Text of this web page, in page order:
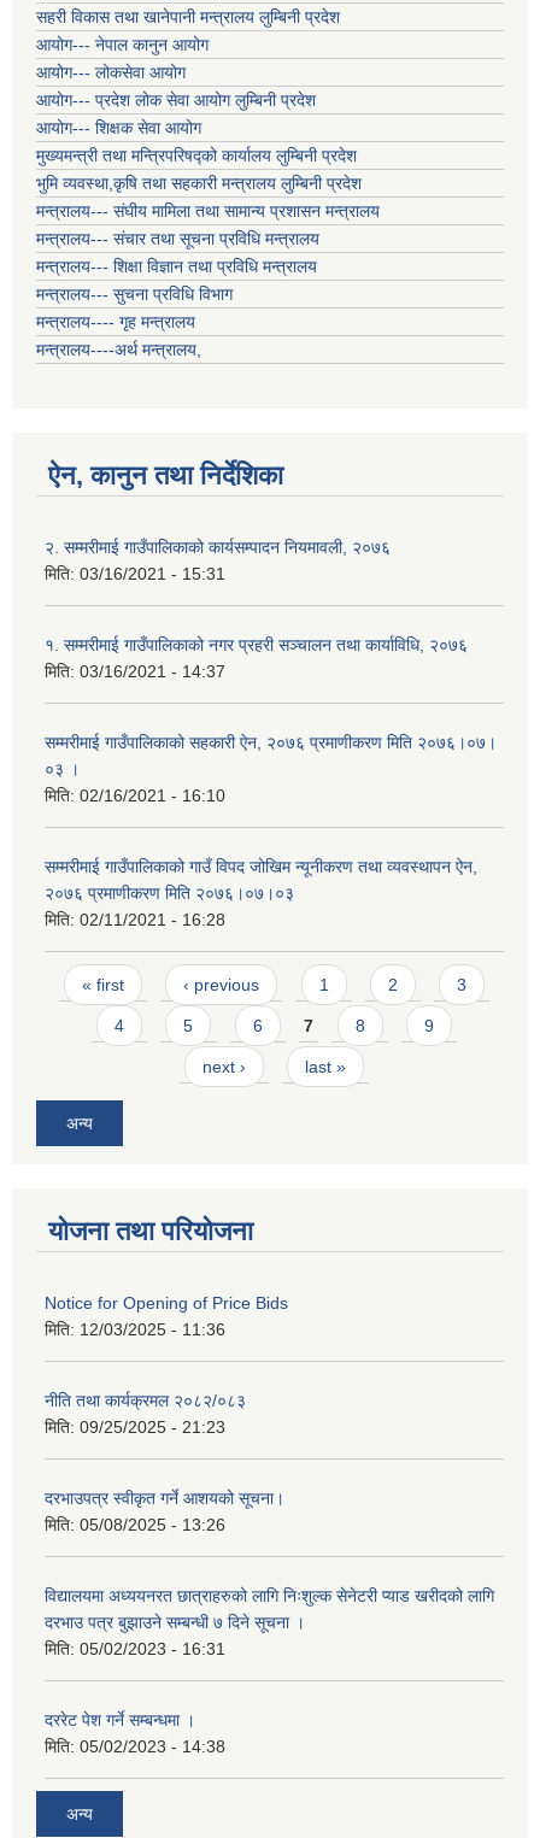
सहरी विकास तथा खानेपानी मन्त्रालय लुम्बिनी प्रदेश
आयोग--- नेपाल कानुन आयोग
आयोग--- लोकसेवा आयोग
आयोग--- प्रदेश लोक सेवा आयोग लुम्बिनी प्रदेश
आयोग--- शिक्षक सेवा आयोग
मुख्यमन्त्री तथा मन्त्रिपरिषद्को कार्यालय लुम्बिनी प्रदेश
भुमि व्यवस्था,कृषि तथा सहकारी मन्त्रालय लुम्बिनी प्रदेश
मन्त्रालय--- संघीय मामिला तथा सामान्य प्रशासन मन्त्रालय
मन्त्रालय--- संचार तथा सूचना प्रविधि मन्त्रालय
मन्त्रालय--- शिक्षा विज्ञान तथा प्रविधि मन्त्रालय
मन्त्रालय--- सुचना प्रविधि विभाग
मन्त्रालय---- गृह मन्त्रालय
मन्त्रालय----अर्थ मन्त्रालय,
ऐन, कानुन तथा निर्देशिका
२. सम्मरीमाई गाउँपालिकाको कार्यसम्पादन नियमावली, २०७६
मिति: 03/16/2021 - 15:31
१. सम्मरीमाई गाउँपालिकाको नगर प्रहरी सञ्चालन तथा कार्याविधि, २०७६
मिति: 03/16/2021 - 14:37
सम्मरीमाई गाउँपालिकाको सहकारी ऐन, २०७६ प्रमाणीकरण मिति २०७६।०७।
०३ ।
मिति: 02/16/2021 - 16:10
सम्मरीमाई गाउँपालिकाको गाउँ विपद जोखिम न्यूनीकरण तथा व्यवस्थापन ऐन,
२०७६ प्रमाणीकरण मिति २०७६।०७।०३
मिति: 02/11/2021 - 16:28
Pages
« first ‹ previous 1 2 3
4 5 6 7 8 9
next › last »
अन्य
योजना तथा परियोजना
Notice for Opening of Price Bids
मिति: 12/03/2025 - 11:36
नीति तथा कार्यक्रमल २०८२/०८३
मिति: 09/25/2025 - 21:23
दरभाउपत्र स्वीकृत गर्ने आशयको सूचना।
मिति: 05/08/2025 - 13:26
विद्यालयमा अध्ययनरत छात्राहरुको लागि निःशुल्क सेनेटरी प्याड खरीदको लागि
दरभाउ पत्र बुझाउने सम्बन्धी ७ दिने सूचना ।
मिति: 05/02/2023 - 16:31
दररेट पेश गर्ने सम्बन्धमा ।
मिति: 05/02/2023 - 14:38
अन्य